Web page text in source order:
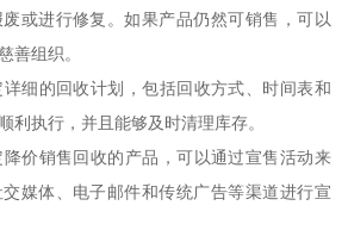
或进行修复。如果产品仍然可销售，可以
善组织。
细的回收计划，包括回收方式、时间表和
利执行，并且能够及时清理库存。
价销售回收的产品，可以通过宣售活动来
媒体、电子邮件和传统广告等渠道进行宣